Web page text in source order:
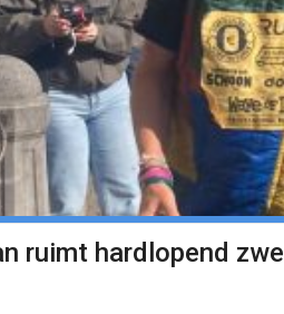
ruimt hardlopend